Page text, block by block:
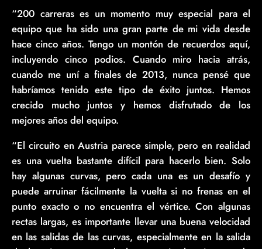
“200 carreras es un momento muy especial para el
equipo que ha sido una gran parte de mi vida desde
hace cinco años. Tengo un montón de recuerdos aquí,
incluyendo cinco podios. Cuando miro hacia atrás,
cuando me uní a finales de 2013, nunca pensé que
habríamos tenido este tipo de éxito juntos. Hemos
crecido mucho juntos y hemos disfrutado de los
mejores años del equipo.
“El circuito en Austria parece simple, pero en realidad
es una vuelta bastante difícil para hacerlo bien. Solo
hay algunas curvas, pero cada una es un desafío y
puede arruinar fácilmente la vuelta si no frenas en el
punto exacto o no encuentra el vértice. Con algunas
rectas largas, es importante llevar una buena velocidad
en las salidas de las curvas, especialmente en la salida